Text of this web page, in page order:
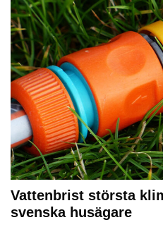
Vattenbrist största
svenska husägare